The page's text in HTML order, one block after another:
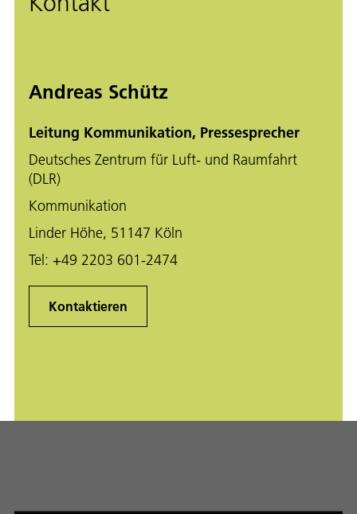
Andreas Schütz
Leitung Kommunikation, Pressesprecher
Deutsches Zentrum für Luft- und Raumfahrt
(DLR)
Kommunikation
Linder Höhe, 51147 Köln
Tel: +49 2203 601-2474
Kontaktieren